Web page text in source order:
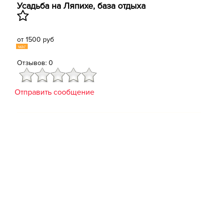
Усадьба на Ляпихе, база отдыха
от 1500 руб
час
Отзывов: 0
Отправить сообщение